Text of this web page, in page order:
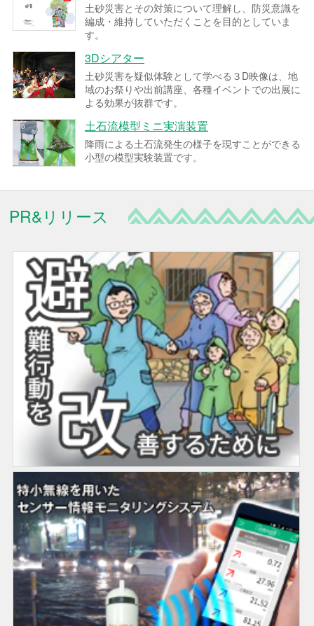
土砂災害とその対策について理解し、防災意識を
編成・維持していただくことを目的としていま
す。
3Dシアター
土砂災害を疑似体験として学べる３D映像は、地
域のお祭りや出前講座、各種イベントでの出展に
よる効果が抜群です。
土石流模型ミニ実演装置
降雨による土石流発生の様子を現すことができる
小型の模型実験装置です。
PR&リリース